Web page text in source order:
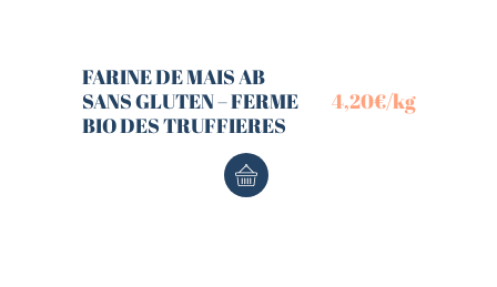
FARINE DE MAIS AB
SANS GLUTEN – FERME
BIO DES TRUFFIERES
4,20€/kg